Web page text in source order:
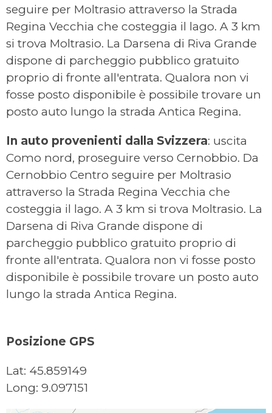
seguire per Moltrasio attraverso la Strada
Regina Vecchia che costeggia il lago. A 3 km
si trova Moltrasio. La Darsena di Riva Grande
dispone di parcheggio pubblico gratuito
proprio di fronte all'entrata. Qualora non vi
fosse posto disponibile è possibile trovare un
posto auto lungo la strada Antica Regina.
In auto provenienti dalla Svizzera: uscita
Como nord, proseguire verso Cernobbio. Da
Cernobbio Centro seguire per Moltrasio
attraverso la Strada Regina Vecchia che
costeggia il lago. A 3 km si trova Moltrasio. La
Darsena di Riva Grande dispone di
parcheggio pubblico gratuito proprio di
fronte all'entrata. Qualora non vi fosse posto
disponibile è possibile trovare un posto auto
lungo la strada Antica Regina.
Posizione GPS
Lat: 45.859149
Long: 9.097151